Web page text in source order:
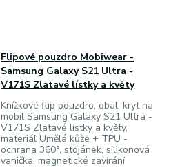
Flipové pouzdro Mobiwear -
Samsung Galaxy S21 Ultra -
V171S Zlatavé lístky a květy
Knížkové flip pouzdro, obal, kryt na
mobil Samsung Galaxy S21 Ultra -
V171S Zlatavé lístky a květy,
materiál Umělá kůže + TPU -
ochrana 360°, stojánek, silikonová
vanička, magnetické zavírání